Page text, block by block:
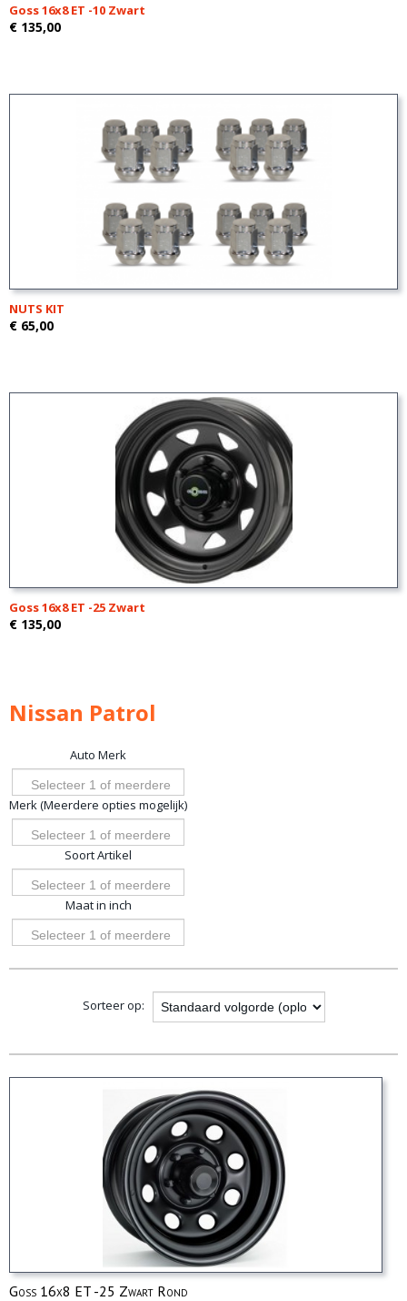
Goss 16x8 ET -10 Zwart
€ 135,00
NUTS KIT
€ 65,00
Goss 16x8 ET -25 Zwart
€ 135,00
Nissan Patrol
Auto Merk
Selecteer 1 of meerdere
opties
Merk (Meerdere opties mogelijk)
Selecteer 1 of meerdere
opties
Soort Artikel
Selecteer 1 of meerdere
opties
Maat in inch
Selecteer 1 of meerdere
Sorteer op:
Goss 16x8 ET -25 Zwart Rond